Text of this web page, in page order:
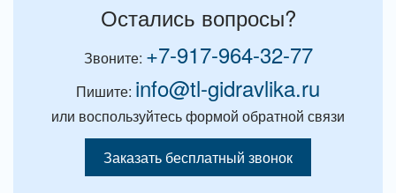
Остались вопросы?
Звоните: +7-917-964-32-77
Пишите: info@tl-gidravlika.ru
или воспользуйтесь формой обратной связи
Заказать бесплатный звонок